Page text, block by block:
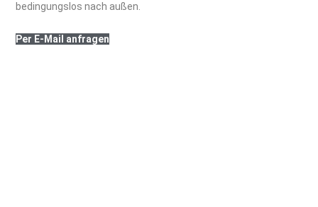
bedingungslos nach außen.
Per E-Mail anfragen